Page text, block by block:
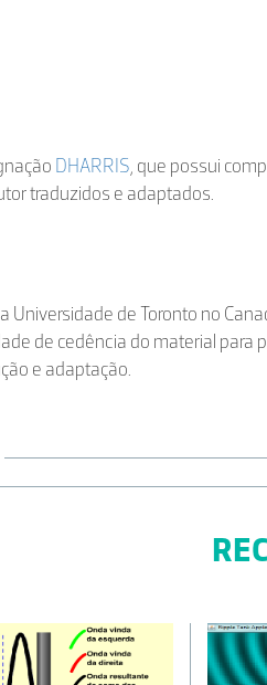
DHARRIS, que possui
traduzidos e adaptados.
Universidade de Toronto no
de cedência do material para
e adaptação.